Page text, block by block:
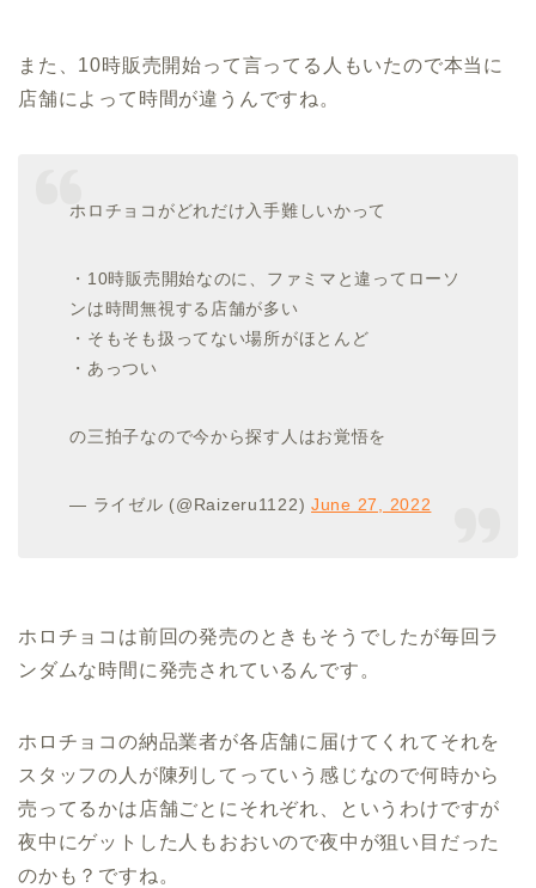
また、10時販売開始って言ってる人もいたので本当に
店舗によって時間が違うんですね。
ホロチョコがどれだけ入手難しいかって
・10時販売開始なのに、ファミマと違ってローソ
ンは時間無視する店舗が多い
・そもそも扱ってない場所がほとんど
・あっつい
の三拍子なので今から探す人はお覚悟を
— ライゼル (@Raizeru1122)June 27, 2022
ホロチョコは前回の発売のときもそうでしたが毎回ラ
ンダムな時間に発売されているんです。
ホロチョコの納品業者が各店舗に届けてくれてそれを
スタッフの人が陳列してっていう感じなので何時から
売ってるかは店舗ごとにそれぞれ、というわけですが
夜中にゲットした人もおおいので夜中が狙い目だった
のかも？ですね。